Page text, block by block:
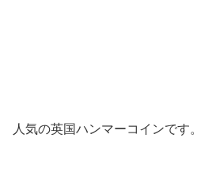
人気の英国ハンマーコインです。